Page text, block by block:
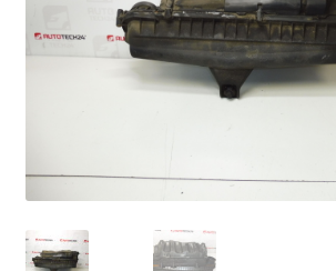
Ochrana osobních údajů
Platby